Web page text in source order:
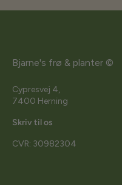
Bjarne's frø & planter ©
Cypresvej 4,
7400 Herning
Skriv til os
CVR: 30982304